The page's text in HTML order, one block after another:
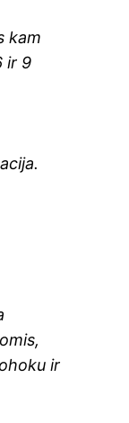
kam
ir 9
ir